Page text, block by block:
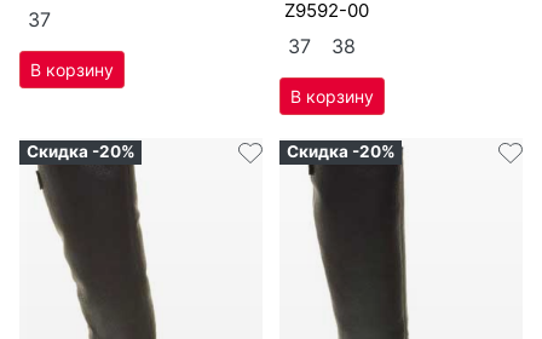
37
Z9592-00
37 38
Скидка -20% Скидка -20%